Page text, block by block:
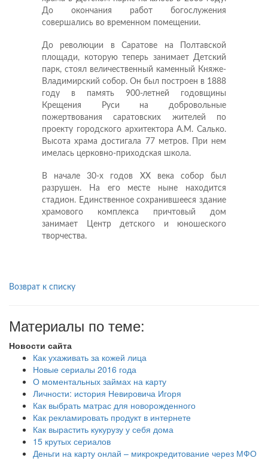
До окончания работ богослужения
совершались во временном помещении.
До революции в Саратове на Полтавской
площади, которую теперь занимает Детский
парк, стоял величественный каменный Княже-
Владимирский собор. Он был построен в 1888
году в память 900-летней годовщины
Крещения Руси на добровольные
пожертвования саратовских жителей по
проекту городского архитектора А.М. Салько.
Высота храма достигала 77 метров. При нем
имелась церковно-приходская школа.
В начале 30-х годов ХХ века собор был
разрушен. На его месте ныне находится
стадион. Единственное сохранившееся здание
храмового комплекса причтовый дом
занимает Центр детского и юношеского
творчества.
Возврат к списку
Материалы по теме:
Новости сайта
Как ухаживать за кожей лица
Новые сериалы 2016 года
О моментальных займах на карту
Личности: история Невировича Игоря
Как выбрать матрас для новорожденного
Как рекламировать продукт в интернете
Как вырастить кукурузу у себя дома
15 крутых сериалов
Деньги на карту онлай – микрокредитование через МФО